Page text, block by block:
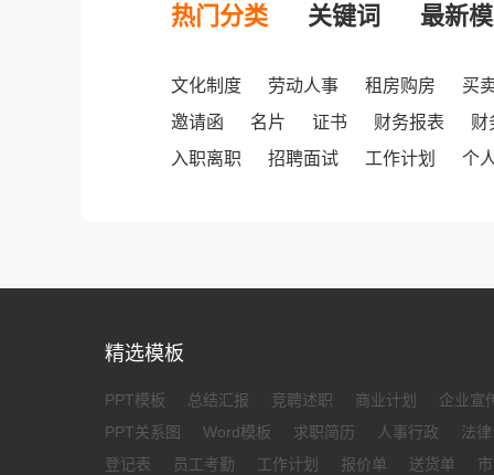
热门分类 关键词 最新
文化制度 劳动人事 租房购房
买
邀请函
名片 证书 财务报表
财
入职离职
招聘面试 工作计划 个
精选模板
PPT模板 总结汇报 竞聘述职 商业计划
企业宣
PPT关系图
Word模板 求职简历 人事行政
法
登记表
员工考勤 工作计划 报价单 送货单